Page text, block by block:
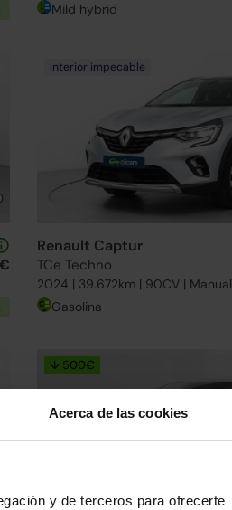
Acerca de las cookies
y de terceros para ofrecerte
Mild hybrid
Interior impecable
Renault Captur
TCe Techno
2024 | 39.672km | 90CV | Manual
Gasolina
↓ 500€